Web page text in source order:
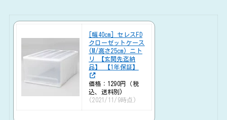
[幅40cm] セレスFD
クローゼットケース
(M/高さ25cm) ニト
リ 【玄関先迄納
品】 【1年保証】
価格：1290円（税
込、送料別)
(2021/11/9時点)